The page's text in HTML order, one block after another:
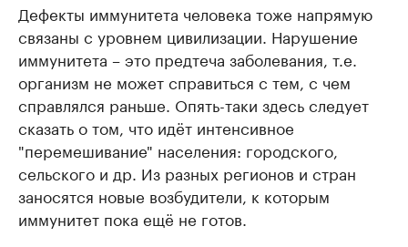
Дефекты иммунитета человека тоже напрямую
связаны с уровнем цивилизации. Нарушение
иммунитета – это предтеча заболевания, т.е.
организм не может справиться с тем, с чем
справлялся раньше. Опять-таки здесь следует
сказать о том, что идёт интенсивное
"перемешивание" населения: городского,
сельского и др. Из разных регионов и стран
заносятся новые возбудители, к которым
иммунитет пока ещё не готов.